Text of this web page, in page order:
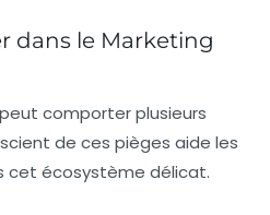
dans le Marketing
comporter plusieurs
de ces pièges aide les
cet écosystème délicat.